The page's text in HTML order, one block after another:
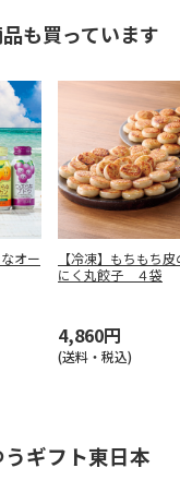
も買っています
オー
【冷凍】もちもち
にく丸餃子 ４袋
4,860円
(送料・税込)
ギフト東日本